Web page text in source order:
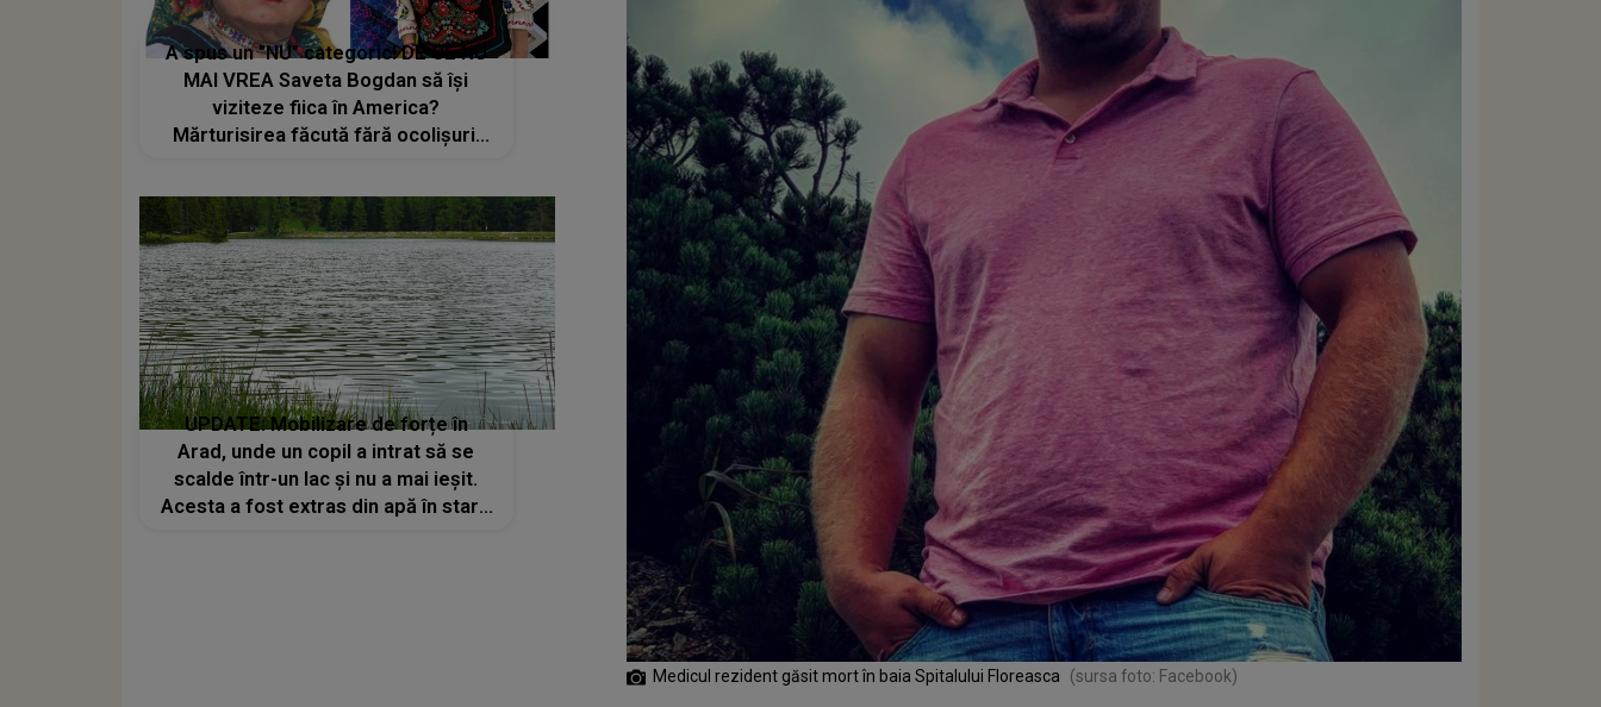
Medicul rezident găsit mort în baia Spitalului Floreasca (sursa foto: Facebook)
A spus un "NU" categoric! DE CE NU
MAI VREA Saveta Bogdan să își
viziteze fiica în America?
Mărturisirea făcută fără ocolișuri:
UPDATE: Mobilizare de forțe în
Arad, unde un copil a intrat să se
scalde într-un lac și nu a mai ieșit.
Acesta a fost extras din apă în stare